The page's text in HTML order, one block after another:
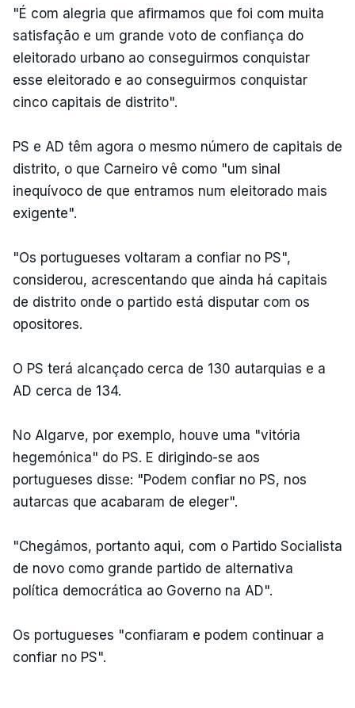
"É com alegria que afirmamos que foi com muita
satisfação e um grande voto de confiança do
eleitorado urbano ao conseguirmos conquistar
esse eleitorado e ao conseguirmos conquistar
cinco capitais de distrito".
PS e AD têm agora o mesmo número de capitais de
distrito, o que Carneiro vê como "um sinal
inequívoco de que entramos num eleitorado mais
exigente".
"Os portugueses voltaram a confiar no PS",
considerou, acrescentando que ainda há capitais
de distrito onde o partido está disputar com os
opositores.
O PS terá alcançado cerca de 130 autarquias e a
AD cerca de 134.
No Algarve, por exemplo, houve uma "vitória
hegemónica" do PS. E dirigindo-se aos
portugueses disse: "Podem confiar no PS, nos
autarcas que acabaram de eleger".
"Chegámos, portanto aqui, com o Partido Socialista
de novo como grande partido de alternativa
política democrática ao Governo na AD".
Os portugueses "confiaram e podem continuar a
confiar no PS".